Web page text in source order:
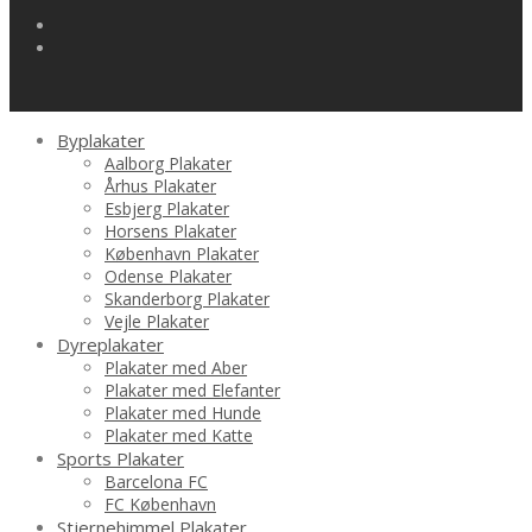
Byplakater
Aalborg Plakater
Århus Plakater
Esbjerg Plakater
Horsens Plakater
København Plakater
Odense Plakater
Skanderborg Plakater
Vejle Plakater
Dyreplakater
Plakater med Aber
Plakater med Elefanter
Plakater med Hunde
Plakater med Katte
Sports Plakater
Barcelona FC
FC København